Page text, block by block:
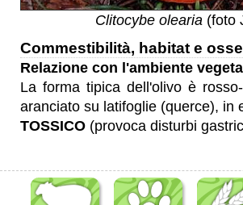
Clitocybe olearia (foto
Commestibilità, habitat e
Relazione con l'ambiente
La forma tipica dell'olivo è
aranciato su latifoglie (querce), in
TOSSICO (provoca disturbi